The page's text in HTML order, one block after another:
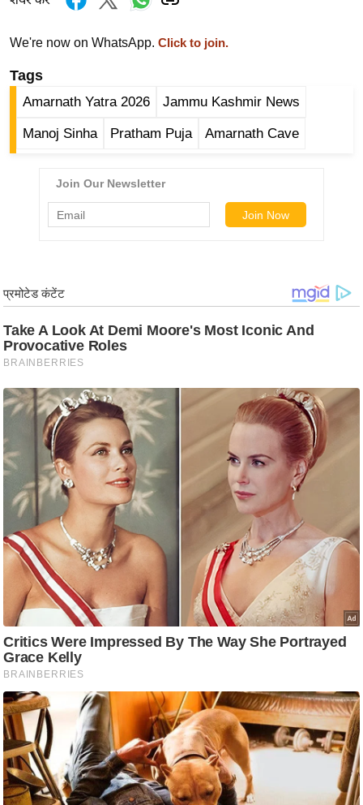
त
टो
व
ज
न
ज
ग
त
ली
ली
वु
ड
फि
ल्म
स
मी
क्षा
B
e
a
k
i
n
We're now on WhatsApp. Click to join.
Tags
Amarnath Yatra 2026 Jammu Kashmir News
Manoj Sinha Pratham Puja Amarnath Cave